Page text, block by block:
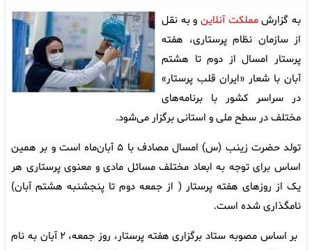
به گزارشمملکت آنلاین و به نقل
از سازمان نظام پرستاری، هفته
پرستار امسال از دوم تا هشتم
آبان‌ با شعار «ایران قلب پرستار»
در سراسر کشور با برنامه‌های
مختلف در سطح ملی و استانی برگزار می‌شود.
تولد حضرت زینب (س) امسال مصادف با ۵ آبان‌ماه است و بر همین
اساس برای توجه به ابعاد مختلف مسائل مادی و معنوی پرستاری هر
یک از روزهای هفته پرستار ( از جمعه دوم تا پنجشنبه هشتم آبان)
نامگذاری شده است.
بر اساس مصوبه ستاد برگزاری هفته پرستار، روز جمعه، ۲ آبان‌ به نام